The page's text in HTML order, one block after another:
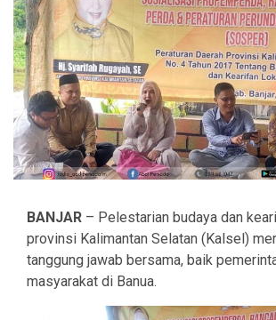
BANJAR – Pelestarian budaya dan
provinsi Kalimantan Selatan (Kalsel)
tanggung jawab bersama, baik
masyarakat di Banua.